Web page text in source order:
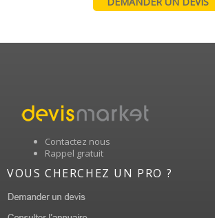
Contactez nous
Rappel gratuit
VOUS CHERCHEZ UN PRO ?